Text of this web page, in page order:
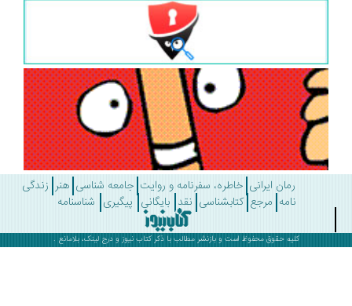
رمان ایرانی خاطره، سفرنامه و روایت جامعه شناسی هنر زندگی
مرجع کتابشناسی نقد بایگانی پیگیری شناسنامه
کلیه حقوق محفوظ است و بازنشر مطالب با ذکرکتاب نیوز و درج لینک، بلامانع .